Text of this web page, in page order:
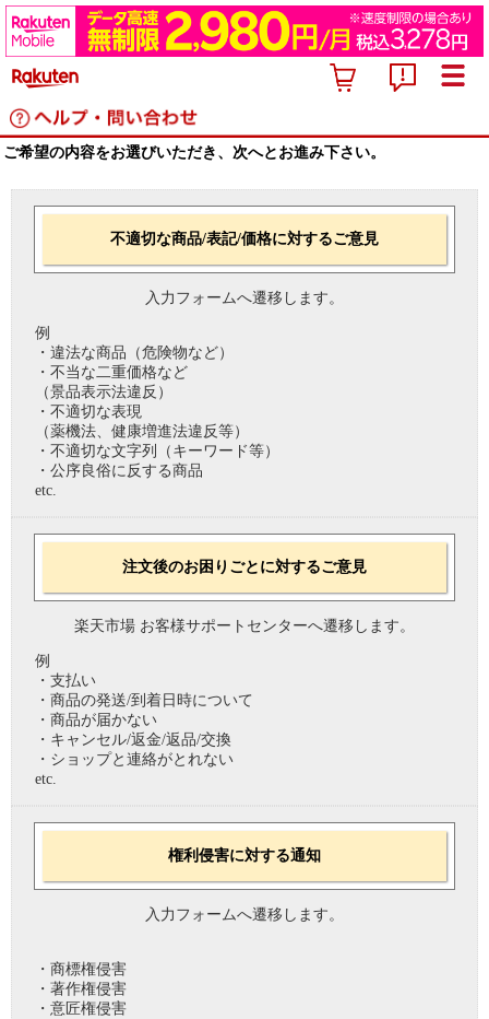
ご希望の内容をお選びいただき、次へとお進み下さい。
不適切な商品/表記/価格に対するご意見
入力フォームへ遷移します。
例
・違法な商品（危険物など）
・不当な二重価格など
（景品表示法違反）
・不適切な表現
（薬機法、健康増進法違反等）
・不適切な文字列（キーワード等）
・公序良俗に反する商品
etc.
注文後のお困りごとに対するご意見
楽天市場 お客様サポートセンターへ遷移します。
例
・支払い
・商品の発送/到着日時について
・商品が届かない
・キャンセル/返金/返品/交換
・ショップと連絡がとれない
etc.
権利侵害に対する通知
入力フォームへ遷移します。
・商標権侵害
・著作権侵害
・意匠権侵害